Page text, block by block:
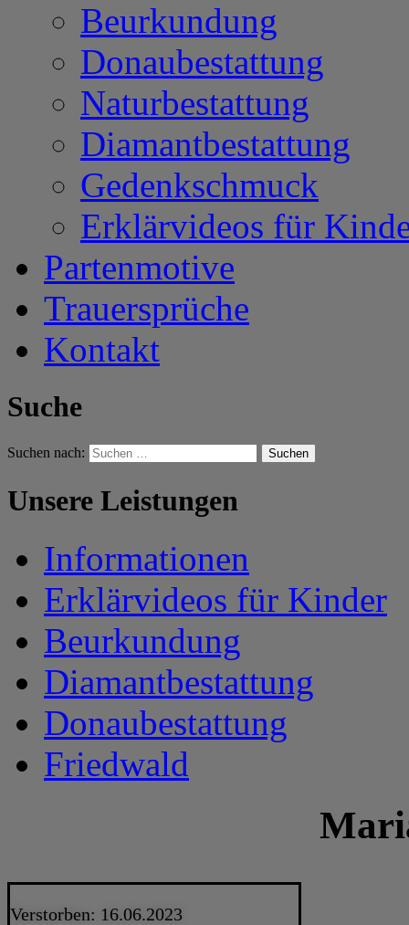
Beurkundung
Donaubestattung
Naturbestattung
Diamantbestattung
Gedenkschmuck
Erklärvideos für
Partenmotive
Trauersprüche
Kontakt
Suche
Suchen nach:
Unsere Leistungen
Informationen
Erklärvideos für Kinder
Beurkundung
Diamantbestattung
Donaubestattung
Friedwald
Verstorben: 16.06.2023